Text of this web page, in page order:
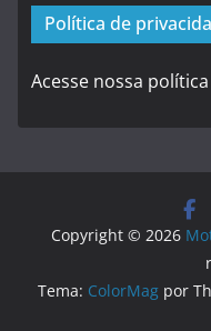
Política de
Acesse nossa
Copyright © 2026
Tema: ColorMag por